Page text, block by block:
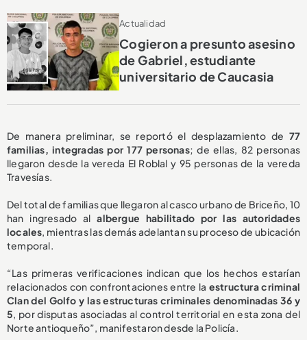
Actualidad
Cogieron a presunto asesino
de Gabriel, estudiante
universitario de Caucasia
De manera preliminar, se reportó el desplazamiento de 77
familias, integradas por 177 personas; de ellas, 82 personas
llegaron desde la vereda El Roblal y 95 personas de la vereda
Travesías.
Del total de familias que llegaron al casco urbano de Briceño, 10
han ingresado alalbergue habilitado por las autoridades
locales, mientras las demás adelantan su proceso de ubicación
temporal.
“Las primeras verificaciones indican que los hechos estarían
relacionados con confrontaciones entre la estructura criminal
Clan del Golfo y las estructuras criminales denominadas 36 y
5, por disputas asociadas al control territorial en esta zona del
Norte antioqueño”, manifestaron desde la Policía.